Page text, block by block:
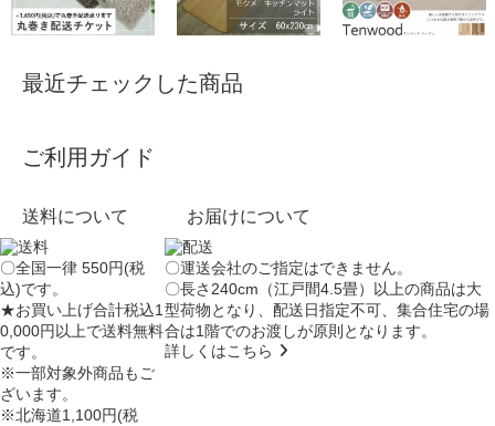
最近チェックした商品
ご利用ガイド
送料について
〇全国一律 550円(税
込)です。
★お買い上げ合計税込1
0,000円以上で送料無料
です。
※一部対象外商品もご
ざいます。
※北海道1,100円(税
お届けについて
〇運送会社のご指定はできません。
〇長さ240cm（江戸間4.5畳）以上の商品は大
型荷物となり、配送日指定不可、集合住宅の場
合は1階でのお渡しが原則となります。
詳しくはこちら